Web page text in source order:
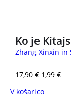
Ko je
Zhang Xinxin in
17,90€ 1,99 €
V košarico